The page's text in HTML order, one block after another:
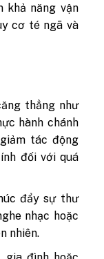
khả năng vận
cơ té ngã và
thẳng như
hành chánh
tác động
đối với quá
đẩy sự thư
nhạc hoặc
nhiên.